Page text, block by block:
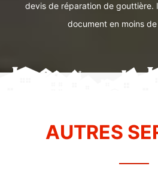
devis de réparation de gouttière.
document en moins
AUTRES